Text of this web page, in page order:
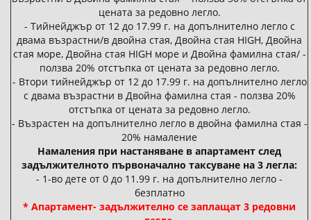
цената за редовно легло.
- Тийнейджър от 12 до 17.99 г. на допълнително легло с
двама възрастни/в двойна стая, Двойна стая HIGH, Двойна
стая море, Двойна стая HIGH море и Двойна фамилна стая/ -
ползва 20% отстъпка от цената за редовно легло.
- Втори тийнейджър от 12 до 17.99 г. на допълнително легло
с двама възрастни в Двойна фамилна стая - ползва 20%
отстъпка от цената за редовно легло.
- Възрастен на допълнително легло в двойна фамилна стая -
20% намаление
Намаления при настаняване в апартамент след
задължителното първоначално таксуване на 3 легла:
- 1-во дете от 0 до 11.99 г. на допълнително легло -
безплатно
* Апартамент- задължително се заплащат 3 редовни